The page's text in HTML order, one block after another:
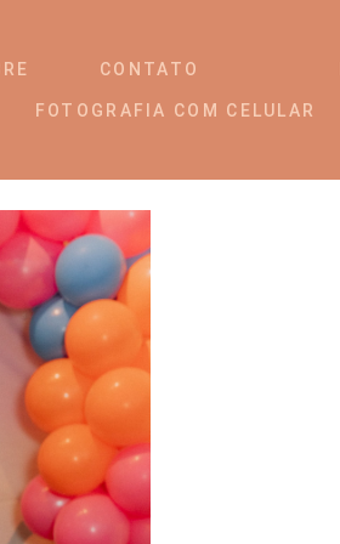
CONTATO
FOTOGRAFIA COM CELULAR